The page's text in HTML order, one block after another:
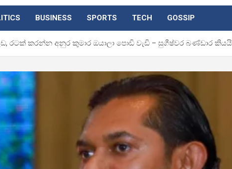
BUSINESS SPORTS TECH GOSSIP
රටක් කරන්න අනුර කුමාර ඔයාලා පොඩි වැඩි – සුගීෂ්වර බණ්ඩාර කියයි